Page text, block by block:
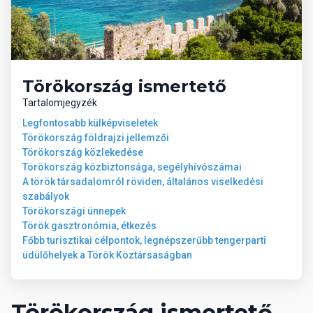
● Fitnesz terem ● Biliárd € ● Kerékpár bérlés ● Vízi sportok ● Vízi
sporteszközök a parton (banán, jetski, parasailing stb) €
Szolgáltatások
● Szobaszervíz € ● Napozóágyak, napernyők, matracok és a
gyümölcslevek € ● Telefon, fax € ● Mosoda és ruhatisztítás € ●
Üzletek € ● Orvosi ügyelet €
Wellness
● Török fürdő (hamam) ● Szauna ● Törökfürdőben peeling
(bőrradírozás) € ● Masszázs és szépségkezelések €
● Gyermek animációs programok ● Babaágy ● Gyermekmedence
Törökország ismertető
Tartalomjegyzék
Legfontosabb külképviseletek
Törökország földrajzi jellemzői
Törökország közlekedése
Törökország közbiztonsága, segélyhívószámai
A török társadalomról röviden, általános viselkedési
szabályok
Törökországi ünnepek
Török gasztronómia, étkezés
Főbb turisztikai célpontok, legnépszerűbb tengerparti
üdülőhelyek a Török Köztársaságban